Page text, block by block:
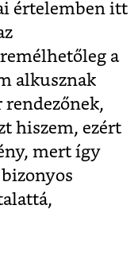
értelemben itt
a
alkusznak
rendezőnek,
hiszem, ezért
mert így